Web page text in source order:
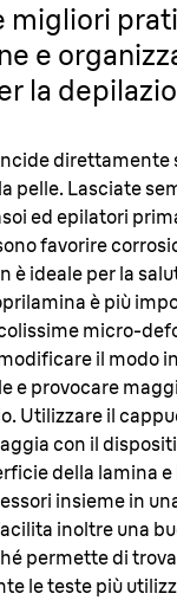
migliori
e
la
direttamente
pelle. Lasciate
ed epilatori
favorire
è ideale per la
è più
micro-
il modo
e provocare
Utilizzare il
con il
della lamina e
insieme in
inoltre una
permette di
le teste più